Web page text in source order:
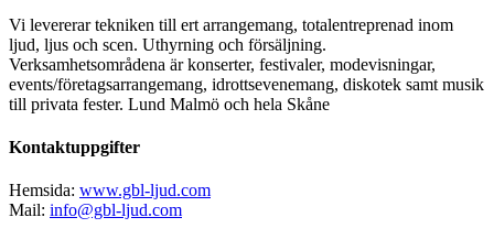
Vi levererar tekniken till ert arrangemang, totalentreprenad inom
ljud, ljus och scen. Uthyrning och försäljning.
Verksamhetsområdena är konserter, festivaler, modevisningar,
events/företagsarrangemang, idrottsevenemang, diskotek samt musik
till privata fester. Lund Malmö och hela Skåne
Kontaktuppgifter
Hemsida: www.gbl-ljud.com
Mail: info@gbl-ljud.com